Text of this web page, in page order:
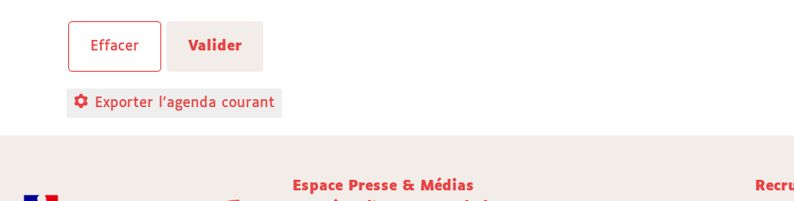
Exporter l'agenda courant
Espace Presse & Médias